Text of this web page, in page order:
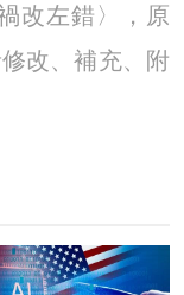
改左錯〉，原
改、補充、附